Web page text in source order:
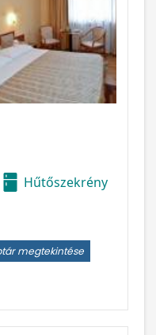
Hűtőszekrény
megtekintése